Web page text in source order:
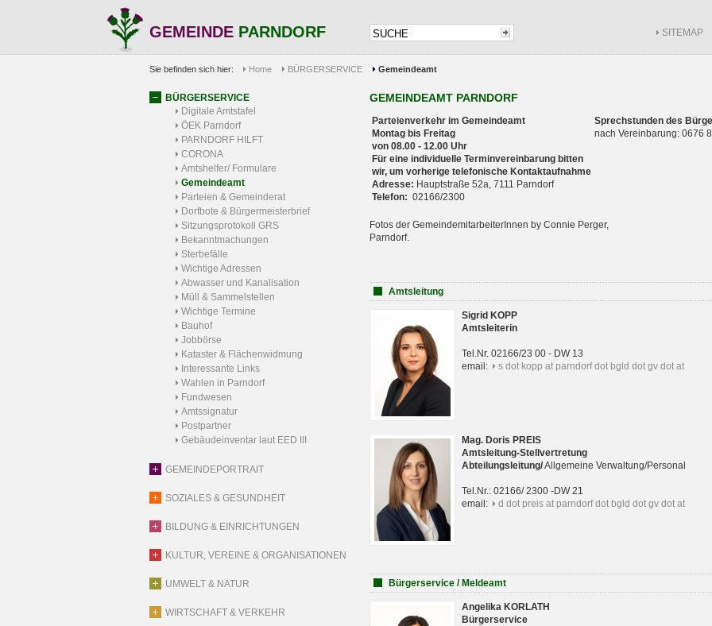
GEMEINDE PARNDORF SITEMAP
Sie befinden sich hier: Home BÜRGERSERVICE Gemeindeamt
BÜRGERSERVICE
Digitale Amtstafel
ÖEK Parndorf
PARNDORF HILFT
CORONA
Amtshelfer/ Formulare
Gemeindeamt
Parteien & Gemeinderat
Dorfbote & Bürgermeisterbrief
Sitzungsprotokoll GRS
Bekanntmachungen
Sterbefälle
Wichtige Adressen
Abwasser und Kanalisation
Müll & Sammelstellen
Wichtige Termine
Bauhof
Jobbörse
Kataster & Flächenwidmung
Interessante Links
Wahlen in Parndorf
Fundwesen
Amtssignatur
Postpartner
Gebäudeinventar laut EED III
GEMEINDEPORTRAIT
SOZIALES & GESUNDHEIT
BILDUNG & EINRICHTUNGEN
KULTUR, VEREINE & ORGANISATIONEN
UMWELT & NATUR
WIRTSCHAFT & VERKEHR
GEMEINDEAMT PARNDORF
Parteienverkehr im Gemeindeamt
Montag bis Freitag
von 08.00 - 12.00 Uhr
Für eine individuelle Terminvereinbarung bitten
wir, um vorherige telefonische Kontaktaufnahme
Adresse: Hauptstraße 52a, 7111 Parndorf
Telefon: 02166/2300
Sprechstunden des
nach Vereinbarung: 0676
Fotos der GemeindemitarbeiterInnen by Connie Perger,
Parndorf.
Amtsleitung
Sigrid KOPP
Amtsleiterin
Tel.Nr. 02166/23 00 - DW 13
email:
s dot kopp at parndorf dot bgld dot gv dot at
Mag. Doris PREIS
Amtsleitung-Stellvertretung
Abteilungsleitung/Allgemeine Verwaltung/Personal
Tel.Nr.: 02166/ 2300 -DW 21
email:
d dot preis at parndorf dot bgld dot gv dot at
Bürgerservice / Meldeamt
Angelika KORLATH
Bürgerservice